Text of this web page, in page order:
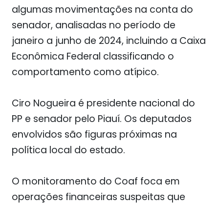
algumas movimentações na conta do
senador, analisadas no período de
janeiro a junho de 2024, incluindo a Caixa
Econômica Federal classificando o
comportamento como atípico.
Ciro Nogueira é presidente nacional do
PP e senador pelo Piauí. Os deputados
envolvidos são figuras próximas na
política local do estado.
O monitoramento do Coaf foca em
operações financeiras suspeitas que